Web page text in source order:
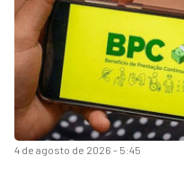
4 de agosto de 2026 - 5:45